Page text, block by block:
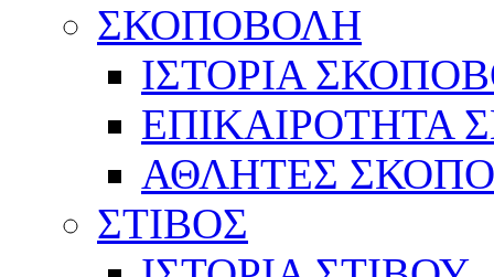
ΣΚΟΠΟΒΟΛΗ
ΙΣΤΟΡΙΑ
ΕΠΙΚΑΙΡΟΤΗΤΑ
ΑΘΛΗΤΕΣ
ΣΤΙΒΟΣ